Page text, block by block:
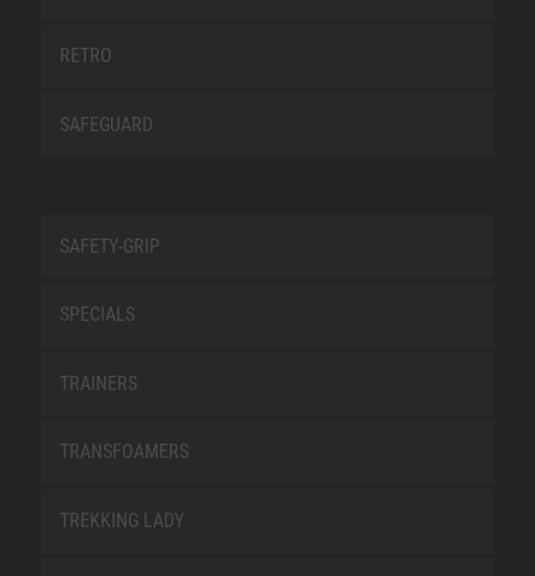
RETRO
SAFEGUARD
SAFETY-GRIP
SPECIALS
TRAINERS
TRANSFOAMERS
TREKKING LADY